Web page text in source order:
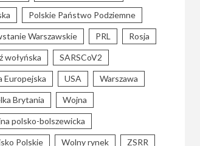
Polskie Państwo Podziemne
Warszawskie PRL Rosja
wołyńska SARSCoV2
Europejska USA Warszawa
Brytania Wojna
polsko-bolszewicka
Polskie Wolny rynek ZSRR